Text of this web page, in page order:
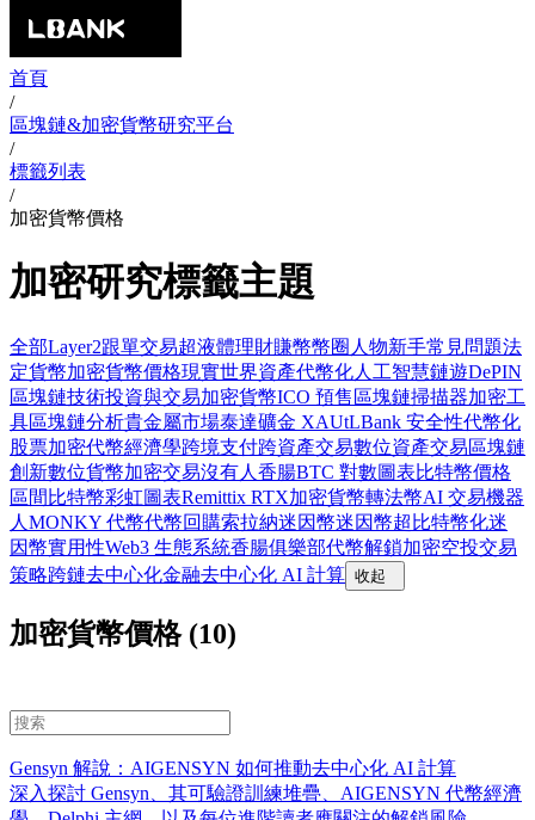
首頁
/
區塊鏈&加密貨幣研究平台
/
標籤列表
/
加密貨幣價格
加密研究標籤主題
全部Layer2跟單交易超液體理財賺幣幣圈人物新手常見問題法
定貨幣加密貨幣價格現實世界資產代幣化人工智慧鏈遊DePIN
區塊鏈技術投資與交易加密貨幣ICO 預售 區塊鏈掃描器加密工
具區塊鏈分析貴金屬市場泰達礦金 XAUtLBank 安全性代幣化
股票加密代幣經濟學跨境支付跨資產交易數位資產交易區塊鏈
創新數位貨幣加密交易沒有人香腸BTC 對數圖表比特幣價格
區間 比特幣彩虹圖表Remittix RTX加密貨幣轉法幣AI 交易機器
人 MONKY 代幣代幣回購索拉納迷因幣迷因幣超比特幣化迷
因幣實用性Web3 生態系統香腸俱樂部代幣解鎖加密空投交易
策略跨鏈去中心化金融去中心化 AI 計算 收起
加密貨幣價格 (10)
Gensyn 解說：AIGENSYN 如何推動去中心化 AI 計算
深入探討 Gensyn、其可驗證訓練堆疊、AIGENSYN 代幣經濟